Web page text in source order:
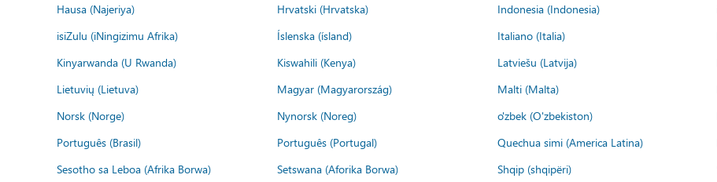
Hausa (Najeriya)
Hrvatski (Hrvatska) Indonesia (Indonesia)
isiZulu (iNingizimu Afrika)
Íslenska (ísland) Italiano (Italia)
Kinyarwanda (U Rwanda)
Kiswahili (Kenya) Latviešu (Latvija)
Lietuvių (Lietuva)
Magyar (Magyarország) Malti (Malta)
Norsk (Norge)
Nynorsk (Noreg) o'zbek (O'zbekiston)
Português (Brasil)
Português (Portugal) Quechua simi (America Latina)
Sesotho sa Leboa (Afrika Borwa)
Setswana (Aforika Borwa) Shqip (shqipëri)